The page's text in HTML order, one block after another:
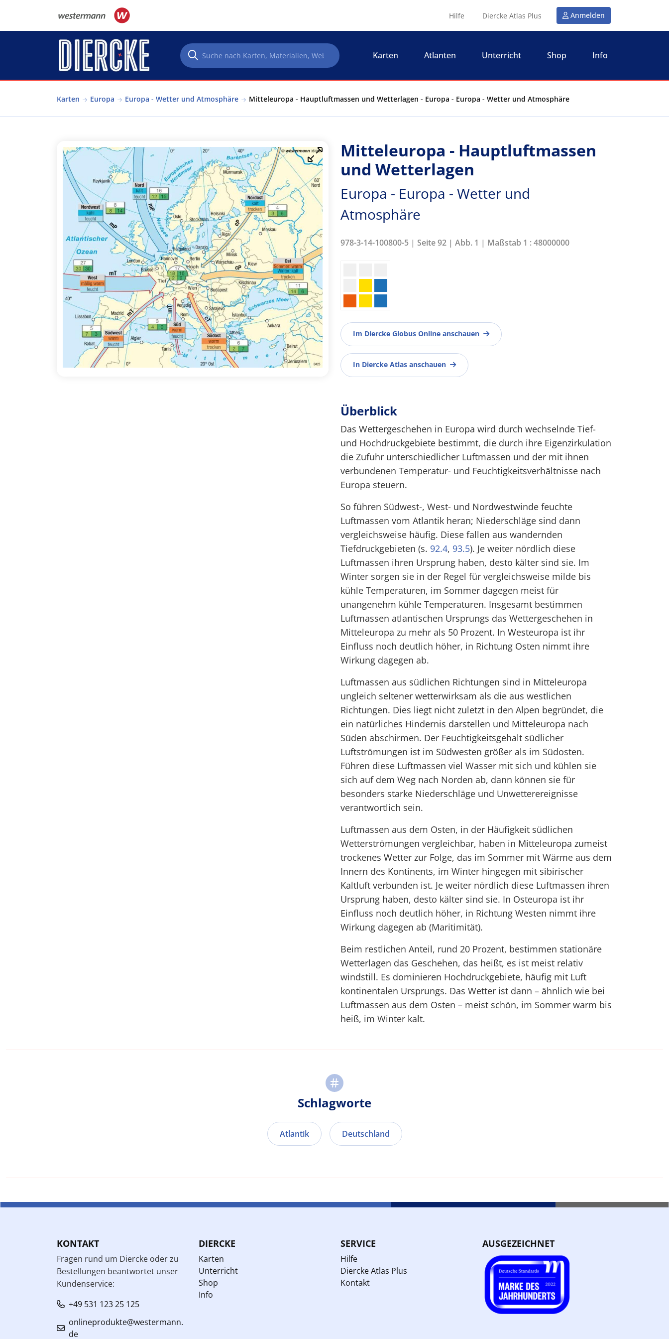
Hilfe Diercke Atlas Plus Anmelden
Karten Atlanten Unterricht Shop Info
Karten Europa Europa - Wetter und Atmosphäre Mitteleuropa - Hauptluftmassen und Wetterlagen - Europa - Europa - Wetter und Atmosphäre
Mitteleuropa - Hauptluftmassen
und Wetterlagen
Europa - Europa - Wetter und
Atmosphäre
978-3-14-100800-5 | Seite 92 | Abb. 1 | Maßstab 1 : 48000000
Im Diercke Globus Online anschauen
In Diercke Atlas anschauen
Überblick
Das Wettergeschehen in Europa wird durch wechselnde Tief-
und Hochdruckgebiete bestimmt, die durch ihre Eigenzirkulation
die Zufuhr unterschiedlicher Luftmassen und der mit ihnen
verbundenen Temperatur- und Feuchtigkeitsverhältnisse nach
Europa steuern.
So führen Südwest-, West- und Nordwestwinde feuchte
Luftmassen vom Atlantik heran; Niederschläge sind dann
vergleichsweise häufig. Diese fallen aus wandernden
Tiefdruckgebieten (s. 92.4, 93.5). Je weiter nördlich diese
Luftmassen ihren Ursprung haben, desto kälter sind sie. Im
Winter sorgen sie in der Regel für vergleichsweise milde bis
kühle Temperaturen, im Sommer dagegen meist für
unangenehm kühle Temperaturen. Insgesamt bestimmen
Luftmassen atlantischen Ursprungs das Wettergeschehen in
Mitteleuropa zu mehr als 50 Prozent. In Westeuropa ist ihr
Einfluss noch deutlich höher, in Richtung Osten nimmt ihre
Wirkung dagegen ab.
Luftmassen aus südlichen Richtungen sind in Mitteleuropa
ungleich seltener wetterwirksam als die aus westlichen
Richtungen. Dies liegt nicht zuletzt in den Alpen begründet, die
ein natürliches Hindernis darstellen und Mitteleuropa nach
Süden abschirmen. Der Feuchtigkeitsgehalt südlicher
Luftströmungen ist im Südwesten größer als im Südosten.
Führen diese Luftmassen viel Wasser mit sich und kühlen sie
sich auf dem Weg nach Norden ab, dann können sie für
besonders starke Niederschläge und Unwetterereignisse
verantwortlich sein.
Luftmassen aus dem Osten, in der Häufigkeit südlichen
Wetterströmungen vergleichbar, haben in Mitteleuropa zumeist
trockenes Wetter zur Folge, das im Sommer mit Wärme aus dem
Innern des Kontinents, im Winter hingegen mit sibirischer
Kaltluft verbunden ist. Je weiter nördlich diese Luftmassen ihren
Ursprung haben, desto kälter sind sie. In Osteuropa ist ihr
Einfluss noch deutlich höher, in Richtung Westen nimmt ihre
Wirkung dagegen ab (Maritimität).
Beim restlichen Anteil, rund 20 Prozent, bestimmen stationäre
Wetterlagen das Geschehen, das heißt, es ist meist relativ
windstill. Es dominieren Hochdruckgebiete, häufig mit Luft
kontinentalen Ursprungs. Das Wetter ist dann – ähnlich wie bei
Luftmassen aus dem Osten – meist schön, im Sommer warm bis
heiß, im Winter kalt.
Schlagworte
Atlantik Deutschland
KONTAKT
Fragen rund um Diercke oder zu
Bestellungen beantwortet unser
Kundenservice:
+49 531 123 25 125
onlineprodukte@westermann.
de
DIERCKE
Karten
Unterricht
Shop
Info
SERVICE
Hilfe
Diercke Atlas Plus
Kontakt
AUSGEZEICHNET